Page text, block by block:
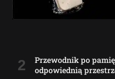
Przewodnik po
odpowiednią